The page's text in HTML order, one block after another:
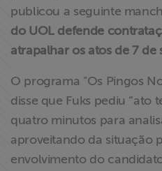
publicou a seguinte
do UOL defende
atrapalhar os atos de 7 de
O programa "Os Pingos
disse que Fuks pediu “ato
quatro minutos para
aproveitando da situação
envolvimento do